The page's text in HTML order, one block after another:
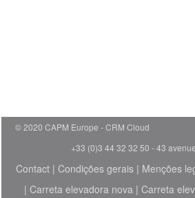
© 2020 CAPM Europe
CRM Cloud
+33 (0)3 44 32 32 50 - 43
Contact| Condições gerais| Menções
| Carreta elevadora nova| Carreta